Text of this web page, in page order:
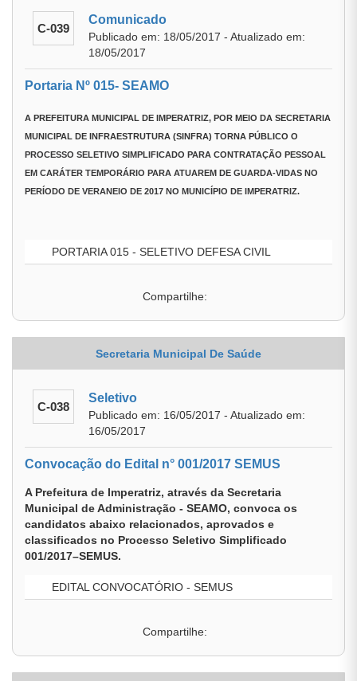
C-039
Comunicado
Publicado em: 18/05/2017 - Atualizado em:
18/05/2017
Portaria Nº 015- SEAMO
A PREFEITURA MUNICIPAL DE IMPERATRIZ, POR MEIO DA SECRETARIA
MUNICIPAL DE INFRAESTRUTURA (SINFRA) TORNA PÚBLICO O
PROCESSO SELETIVO SIMPLIFICADO PARA CONTRATAÇÃO PESSOAL
EM CARÁTER TEMPORÁRIO PARA ATUAREM DE GUARDA-VIDAS NO
PERÍODO DE VERANEIO DE 2017 NO MUNICÍPIO DE IMPERATRIZ.
PORTARIA 015 - SELETIVO DEFESA CIVIL
Compartilhe:
Secretaria Municipal De Saúde
C-038
Seletivo
Publicado em: 16/05/2017 - Atualizado em:
16/05/2017
Convocação do Edital n° 001/2017 SEMUS
A Prefeitura de Imperatriz, através da Secretaria
Municipal de Administração - SEAMO, convoca os
candidatos abaixo relacionados, aprovados e
classificados no Processo Seletivo Simplificado
001/2017–SEMUS.
EDITAL CONVOCATÓRIO - SEMUS
Compartilhe: